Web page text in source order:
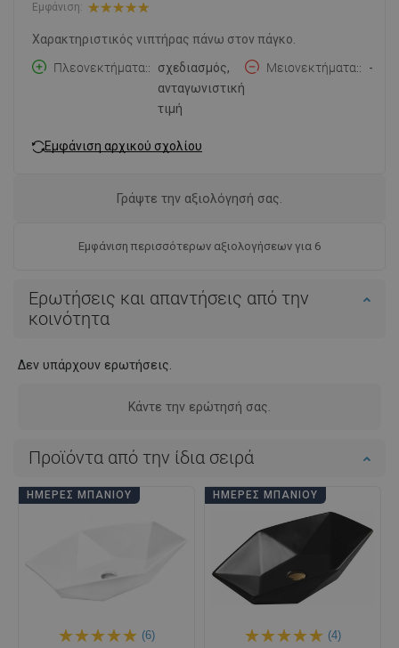
Εμφάνιση:
Χαρακτηριστικός νιπτήρας πάνω στον πάγκο.
Πλεονεκτήματα:
σχεδιασμός,
ανταγωνιστική
τιμή
Μειονεκτήματα: -
Εμφάνιση αρχικού σχολίου
Εμφάνιση περισσότερων αξιολογήσεων για 6
Γράψτε την αξιολόγησή σας.
Ερωτήσεις και απαντήσεις από την
κοινότητα
Δεν υπάρχουν ερωτήσεις.
Κάντε την ερώτησή σας.
Προϊόντα από την ίδια σειρά
ΗΜΈΡΕΣ ΜΠΆΝΙΟΥ
(6)
ΗΜΈΡΕΣ ΜΠΆΝΙΟΥ
(4)